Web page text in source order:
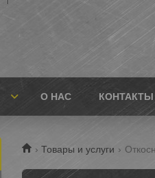
О НАС КОНТАКТЫ
Товары и услуги